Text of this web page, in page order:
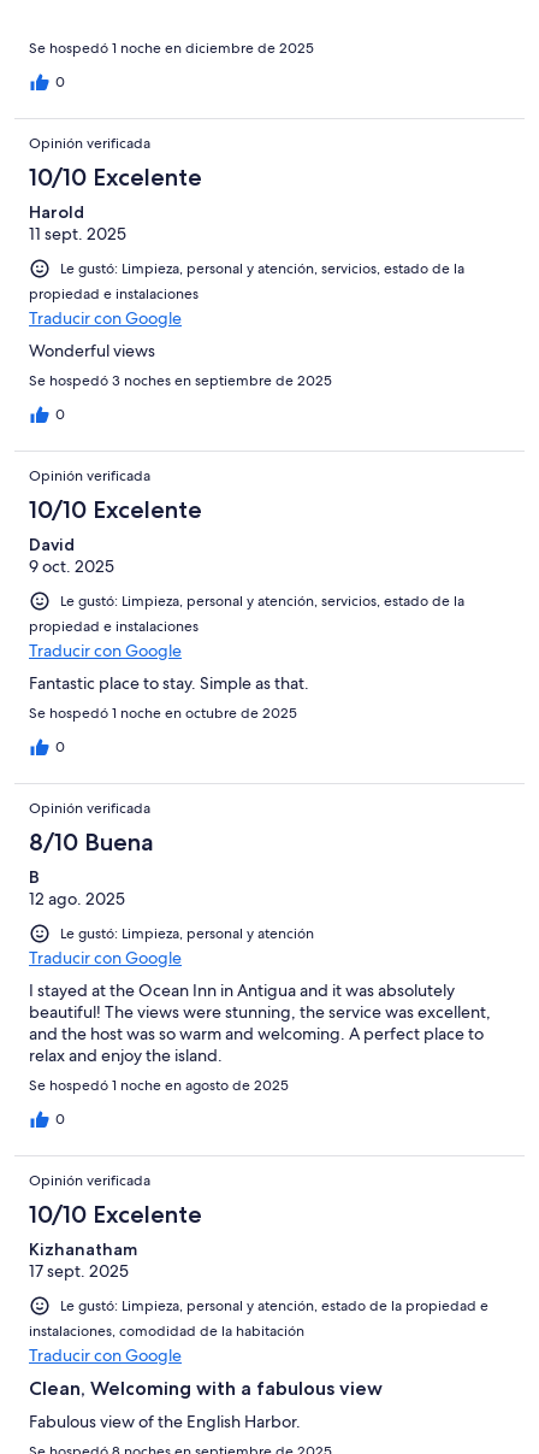
Se hospedó 1 noche en diciembre de 2025
0
Opinión verificada
10/10 Excelente
Harold
11 sept. 2025
Le gustó: Limpieza, personal y atención, servicios, estado de la
propiedad e instalaciones
Traducir con Google
Wonderful views
Se hospedó 3 noches en septiembre de 2025
0
Opinión verificada
10/10 Excelente
David
9 oct. 2025
Le gustó: Limpieza, personal y atención, servicios, estado de la
propiedad e instalaciones
Traducir con Google
Fantastic place to stay. Simple as that.
Se hospedó 1 noche en octubre de 2025
0
Opinión verificada
8/10 Buena
B
12 ago. 2025
Le gustó: Limpieza, personal y atención
Traducir con Google
I stayed at the Ocean Inn in Antigua and it was absolutely
beautiful! The views were stunning, the service was excellent,
and the host was so warm and welcoming. A perfect place to
relax and enjoy the island.
Se hospedó 1 noche en agosto de 2025
0
Opinión verificada
10/10 Excelente
Kizhanatham
17 sept. 2025
Le gustó: Limpieza, personal y atención, estado de la propiedad e
instalaciones, comodidad de la habitación
Traducir con Google
Clean, Welcoming with a fabulous view
Fabulous view of the English Harbor.